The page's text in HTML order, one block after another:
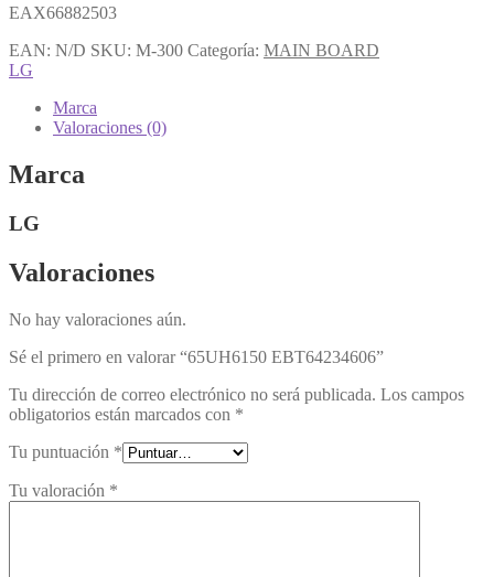
EAX66882503
EAN: N/D SKU: M-300 Categoría: MAIN BOARD
LG
Marca
Valoraciones (0)
Marca
LG
Valoraciones
No hay valoraciones aún.
Sé el primero en valorar “65UH6150 EBT64234606”
Tu dirección de correo electrónico no será publicada. Los campos
obligatorios están marcados con *
Tu puntuación *
Tu valoración *